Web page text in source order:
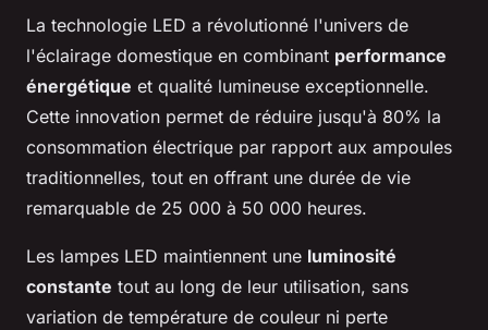
La technologie LED a révolutionné l'univers de
l'éclairage domestique en combinant performance
énergétique et qualité lumineuse exceptionnelle.
Cette innovation permet de réduire jusqu'à 80% la
consommation électrique par rapport aux ampoules
traditionnelles, tout en offrant une durée de vie
remarquable de 25 000 à 50 000 heures.
Les lampes LED maintiennent une luminosité
constante tout au long de leur utilisation, sans
variation de température de couleur ni perte